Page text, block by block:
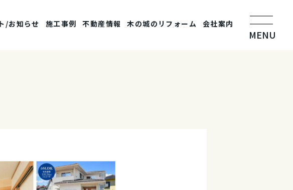
/お知らせ 施工事例 不動産情報 木の城のリフォーム 会社案内
MENU